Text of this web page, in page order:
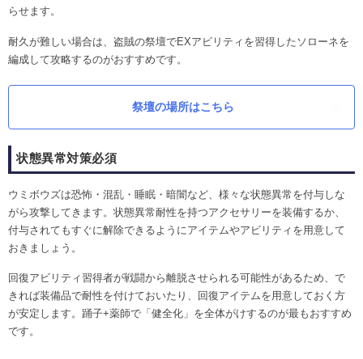
らせます。
耐久が難しい場合は、盗賊の祭壇でEXアビリティを習得したソローネを
編成して攻略するのがおすすめです。
祭壇の場所はこちら
状態異常対策必須
ウミボウズは恐怖・混乱・睡眠・暗闇など、様々な状態異常を付与しな
がら攻撃してきます。状態異常耐性を持つアクセサリーを装備するか、
付与されてもすぐに解除できるようにアイテムやアビリティを用意して
おきましょう。
回復アビリティ習得者が戦闘から離脱させられる可能性があるため、で
きれば装備品で耐性を付けておいたり、回復アイテムを用意しておく方
が安定します。踊子+薬師で「健全化」を全体がけするのが最もおすすめ
です。